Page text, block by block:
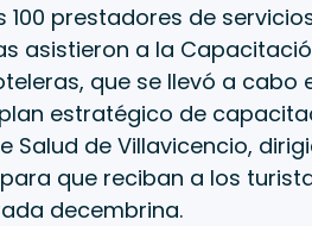
100 prestadores de
asistieron a la
que se llevó a cabo
estratégico de
Salud de Villavicencio,
que reciban a los
decembrina.